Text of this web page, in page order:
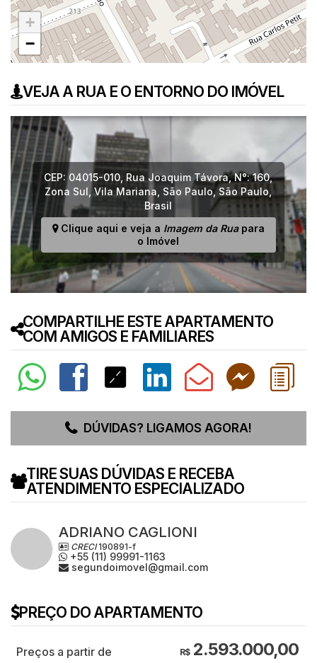
+
−
VEJA A RUA E O ENTORNO DO IMÓVEL
CEP: 04015-010 Rua Joaquim Távora,N°:160,
Zona Sul ,Vila Mariana São Paulo,São Paulo
Brasil
Clique aqui e veja a Imagem da Ruapara
o Imóvel
COMPARTILHE ESTE APARTAMENTO
COM AMIGOS E FAMILIARES
DÚVIDAS? LIGAMOS AGORA!
TIRE SUAS DÚVIDAS E RECEBA
ATENDIMENTO ESPECIALIZADO
ADRIANO CAGLIONI
CRECI190891-f
+55 (11) 99991-1163
segundoimovel@gmail.com
PREÇO DO APARTAMENTO
R$2.593.000,00